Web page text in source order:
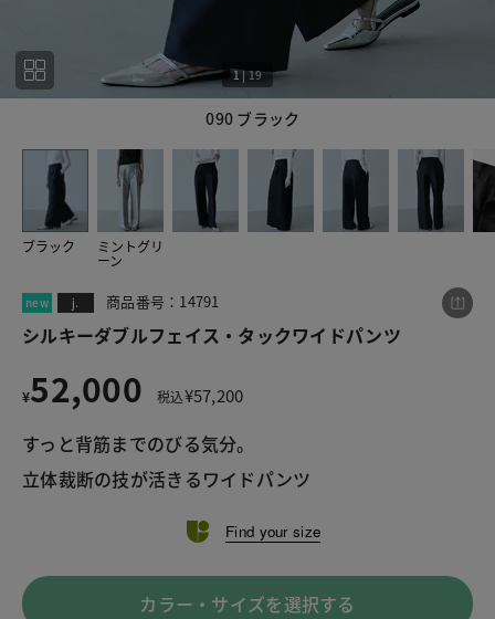
090 ブラック
1|19
ブラック ミントグリ
ーン
new j. 商品番号：14791
シルキーダブルフェイス・タックワイドパンツ
¥52,000 税込¥57,200
すっと背筋までのびる気分。
立体裁断の技が活きるワイドパンツ
Find your size
カラー・サイズを選択する
この商品をシェアする
シルキーダブルフェイス・タックワイドパンツ
LINE X メール